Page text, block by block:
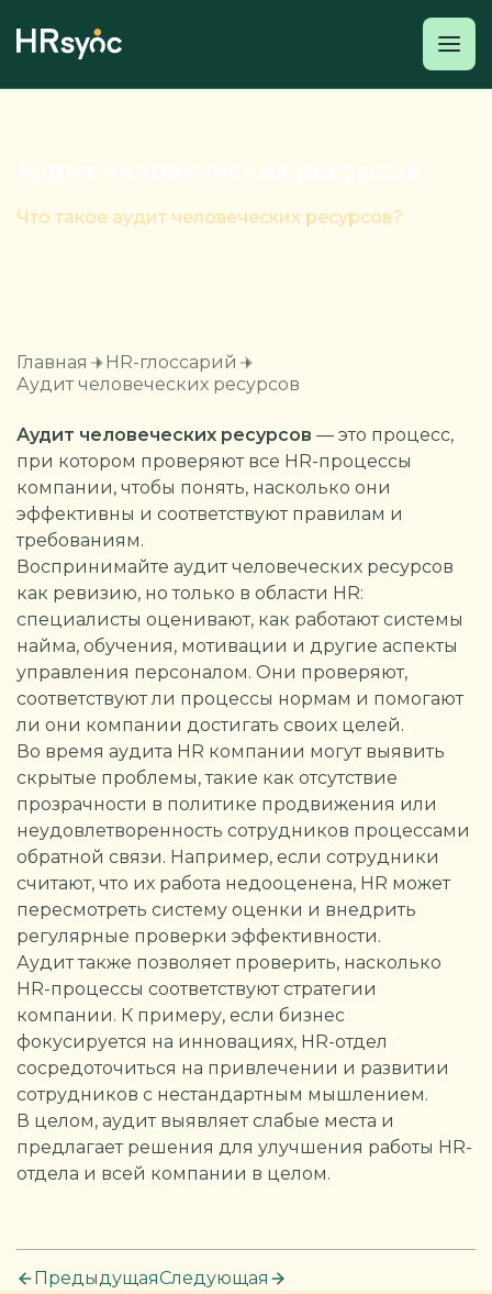
Что такое аудит человеческих ресурсов?
Главная
HR-глоссарий
Аудит человеческих ресурсов
Аудит человеческих ресурсов — это процесс,
при котором проверяют все HR-процессы
компании, чтобы понять, насколько они
эффективны и соответствуют правилам и
требованиям.
Воспринимайте аудит человеческих ресурсов
как ревизию, но только в области HR:
специалисты оценивают, как работают системы
найма, обучения, мотивации и другие аспекты
управления персоналом. Они проверяют,
соответствуют ли процессы нормам и помогают
ли они компании достигать своих целей.
Во время аудита HR компании могут выявить
скрытые проблемы, такие как отсутствие
прозрачности в политике продвижения или
неудовлетворенность сотрудников процессами
обратной связи. Например, если сотрудники
считают, что их работа недооценена, HR может
пересмотреть систему оценки и внедрить
регулярные проверки эффективности.
Аудит также позволяет проверить, насколько
HR-процессы соответствуют стратегии
компании. К примеру, если бизнес
фокусируется на инновациях, HR-отдел
сосредоточиться на привлечении и развитии
сотрудников с нестандартным мышлением.
В целом, аудит выявляет слабые места и
предлагает решения для улучшения работы HR-
отдела и всей компании в целом.
ПредыдущаяСледующая